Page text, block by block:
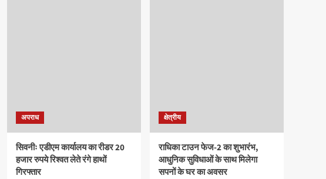
अपराध
सिवनीः एडीएम कार्यालय का रीडर 20
हजार रुपये रिश्वत लेते रंगे हाथों
गिरफ्तार
क्षेत्रीय
राधिका टाउन फेज-2 का शुभारंभ,
आधुनिक सुविधाओं के साथ मिलेगा
सपनों के घर का अवसर